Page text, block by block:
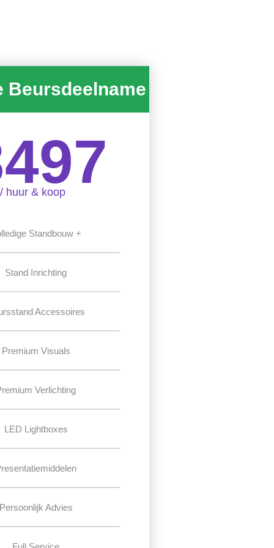
Beursdeelname
/ huur & koop
Standbouw +
Stand Inrichting
Accessoires
Premium Visuals
Verlichting
LED Lightboxes
Advies